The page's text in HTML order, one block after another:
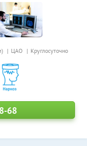
ЦАО Круглосуточно
68